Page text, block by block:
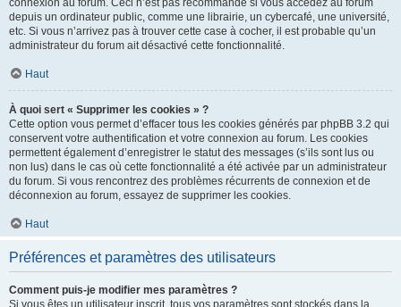
connexion au forum. Ceci n’est pas recommandé si vous accédez au forum
depuis un ordinateur public, comme une librairie, un cybercafé, une université,
etc. Si vous n’arrivez pas à trouver cette case à cocher, il est probable qu’un
administrateur du forum ait désactivé cette fonctionnalité.
Haut
À quoi sert « Supprimer les cookies » ?
Cette option vous permet d’effacer tous les cookies générés par phpBB 3.2 qui
conservent votre authentification et votre connexion au forum. Les cookies
permettent également d’enregistrer le statut des messages (s’ils sont lus ou
non lus) dans le cas où cette fonctionnalité a été activée par un administrateur
du forum. Si vous rencontrez des problèmes récurrents de connexion et de
déconnexion au forum, essayez de supprimer les cookies.
Haut
Préférences et paramètres des utilisateurs
Comment puis-je modifier mes paramètres ?
Si vous êtes un utilisateur inscrit, tous vos paramètres sont stockés dans la